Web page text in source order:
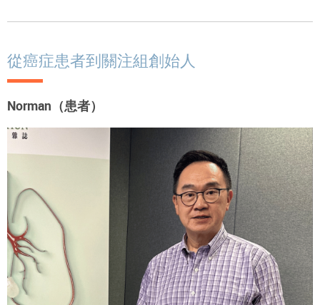
從癌症患者到關注組創始人
Norman（患者）